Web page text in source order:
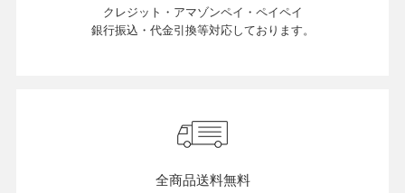
クレジット・アマゾンペイ・ペイペイ
銀行振込・代金引換等対応しております。
全商品送料無料